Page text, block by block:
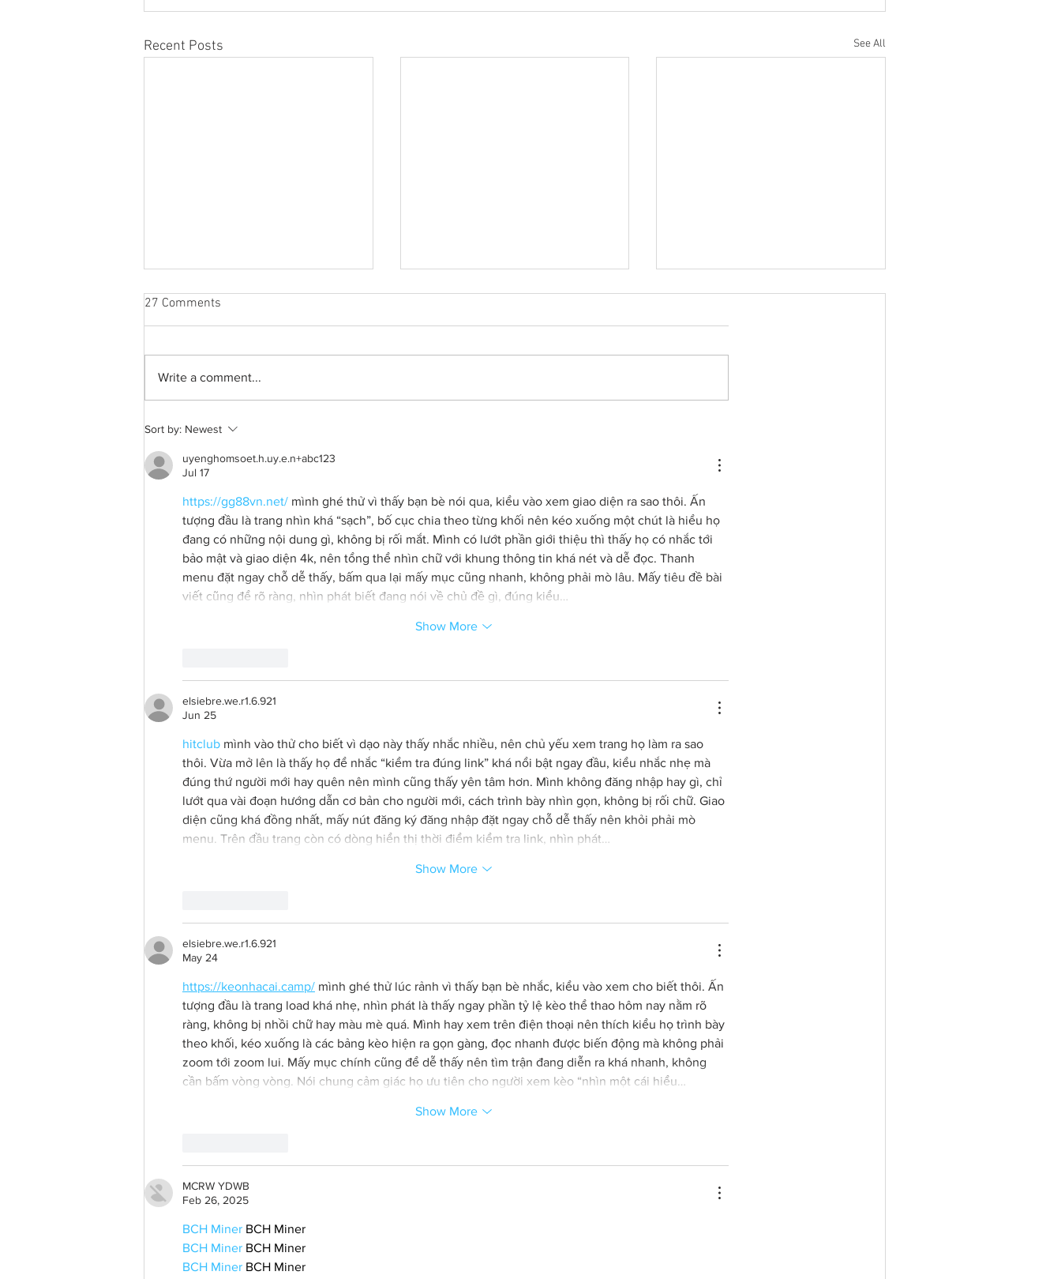
Recent Posts See All
A common thread: Memories
that never fray
27 Comments
Write a comment...
Sort by: Newest
uyenghomsoet.h.uy.e.n+abc123
Jul 17
https://gg88vn.net/ mình ghé thử vì thấy bạn bè nói qua, kiểu vào xem giao diện ra sao thôi. Ấn
tượng đầu là trang nhìn khá “sạch”, bố cục chia theo từng khối nên kéo xuống một chút là hiểu họ
đang có những nội dung gì, không bị rối mắt. Mình có lướt phần giới thiệu thì thấy họ có nhắc tới
bảo mật và giao diện 4k, nên tổng thể nhìn chữ với khung thông tin khá nét và dễ đọc. Thanh
menu đặt ngay chỗ dễ thấy, bấm qua lại mấy mục cũng nhanh, không phải mò lâu. Mấy tiêu đề bài
viết cũng để rõ ràng, nhìn phát biết đang nói về chủ đề gì, đúng kiểu…
Show More
elsiebre.we.r1.6.921
Jun 25
hitclub mình vào thử cho biết vì dạo này thấy nhắc nhiều, nên chủ yếu xem trang họ làm ra sao
thôi. Vừa mở lên là thấy họ để nhắc “kiểm tra đúng link” khá nổi bật ngay đầu, kiểu nhắc nhẹ mà
đúng thứ người mới hay quên nên mình cũng thấy yên tâm hơn. Mình không đăng nhập hay gì, chỉ
lướt qua vài đoạn hướng dẫn cơ bản cho người mới, cách trình bày nhìn gọn, không bị rối chữ. Giao
diện cũng khá đồng nhất, mấy nút đăng ký đăng nhập đặt ngay chỗ dễ thấy nên khỏi phải mò
menu. Trên đầu trang còn có dòng hiển thị thời điểm kiểm tra link, nhìn phát…
Show More
elsiebre.we.r1.6.921
May 24
https://keonhacai.camp/ mình ghé thử lúc rảnh vì thấy bạn bè nhắc, kiểu vào xem cho biết thôi. Ấn
tượng đầu là trang load khá nhẹ, nhìn phát là thấy ngay phần tỷ lệ kèo thể thao hôm nay nằm rõ
ràng, không bị nhồi chữ hay màu mè quá. Mình hay xem trên điện thoại nên thích kiểu họ trình bày
theo khối, kéo xuống là các bảng kèo hiện ra gọn gàng, đọc nhanh được biến động mà không phải
zoom tới zoom lui. Mấy mục chính cũng để dễ thấy nên tìm trận đang diễn ra khá nhanh, không
cần bấm vòng vòng. Nói chung cảm giác họ ưu tiên cho người xem kèo “nhìn một cái hiểu…
Show More
MCRW YDWB
Feb 26, 2025
BCH Miner BCH Miner
BCH Miner BCH Miner
BCH Miner BCH Miner